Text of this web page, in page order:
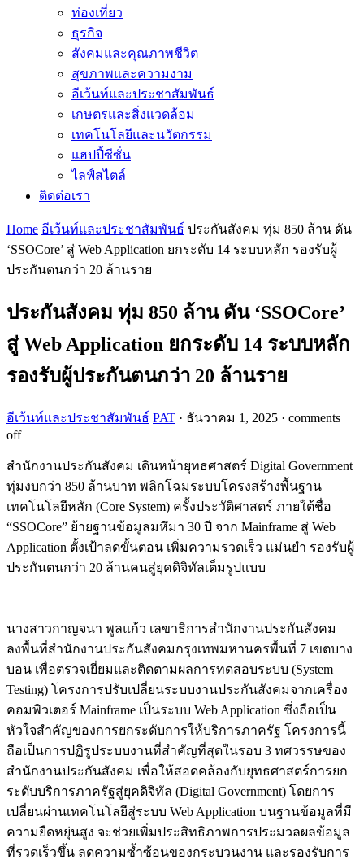
ท่องเที่ยว
ธุรกิจ
สังคมและคุณภาพชีวิต
สุขภาพและความงาม
อีเว้นท์และประชาสัมพันธ์
เกษตรและสิ่งแวดล้อม
เทคโนโลยีและนวัตกรรม
แฮปปี้ซีซั่น
ไลฟ์สไตล์
ติดต่อเรา
Home อีเว้นท์และประชาสัมพันธ์ ประกันสังคม ทุ่ม 850 ล้าน ดัน
‘SSOCore’ สู่ Web Application ยกระดับ 14 ระบบหลัก รองรับผู้
ประกันตนกว่า 20 ล้านราย
ประกันสังคม ทุ่ม 850 ล้าน ดัน ‘SSOCore’
สู่ Web Application ยกระดับ 14 ระบบหลัก
รองรับผู้ประกันตนกว่า 20 ล้านราย
อีเว้นท์และประชาสัมพันธ์ PAT · ธันวาคม 1, 2025 · comments
off
สำนักงานประกันสังคม เดินหน้ายุทธศาสตร์ Digital Government
ทุ่มงบกว่า 850 ล้านบาท พลิกโฉมระบบโครงสร้างพื้นฐาน
เทคโนโลยีหลัก (Core System) ครั้งประวัติศาสตร์ ภายใต้ชื่อ
“SSOCore” ย้ายฐานข้อมูลมหึมา 30 ปี จาก Mainframe สู่ Web
Application ตั้งเป้าลดขั้นตอน เพิ่มความรวดเร็ว แม่นยำ รองรับผู้
ประกันตนกว่า 20 ล้านคนสู่ยุคดิจิทัลเต็มรูปแบบ
นางสาวกาญจนา พูลแก้ว เลขาธิการสำนักงานประกันสังคม
ลงพื้นที่สำนักงานประกันสังคมกรุงเทพมหานครพื้นที่ 7 เขตบาง
บอน เพื่อตรวจเยี่ยมและติดตามผลการทดสอบระบบ (System
Testing) โครงการปรับเปลี่ยนระบบงานประกันสังคมจากเครื่อง
คอมพิวเตอร์ Mainframe เป็นระบบ Web Application ซึ่งถือเป็น
หัวใจสำคัญของการยกระดับการให้บริการภาครัฐ โครงการนี้
ถือเป็นการปฏิรูประบบงานที่สำคัญที่สุดในรอบ 3 ทศวรรษของ
สำนักงานประกันสังคม เพื่อให้สอดคล้องกับยุทธศาสตร์การยก
ระดับบริการภาครัฐสู่ยุคดิจิทัล (Digital Government) โดยการ
เปลี่ยนผ่านเทคโนโลยีสู่ระบบ Web Application บนฐานข้อมูลที่มี
ความยืดหยุ่นสูง จะช่วยเพิ่มประสิทธิภาพการประมวลผลข้อมูล
ที่รวดเร็วขึ้น ลดความซ้ำซ้อนของกระบวนงาน และรองรับการ